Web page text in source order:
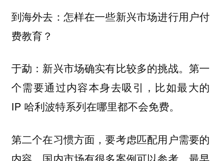
到海外去：怎样在一些新兴市场进行用户付
费教育？
于勐：新兴市场确实有比较多的挑战。第一
个需要通过内容本身去吸引，比如最大的
IP 哈利波特系列在哪里都不会免费。
第二个在习惯方面，要考虑匹配用户需要的
内容。国内市场有很多案例可以参考，最早